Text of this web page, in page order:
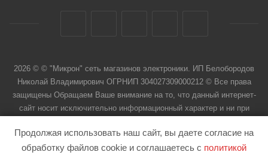
2026 © © "Микрон" сеть магазинов электроники. ИП Белобородов
Николай Владимирович ОГРНИП 304027309000212 © Все права
защищены Обращаем Ваше внимание на то, что данный интернет-
сайт носит исключительно информационный характер и ни при
Продолжая использовать наш сайт, вы даете согласие на
обработку файлов cookie и соглашаетесь с политикой